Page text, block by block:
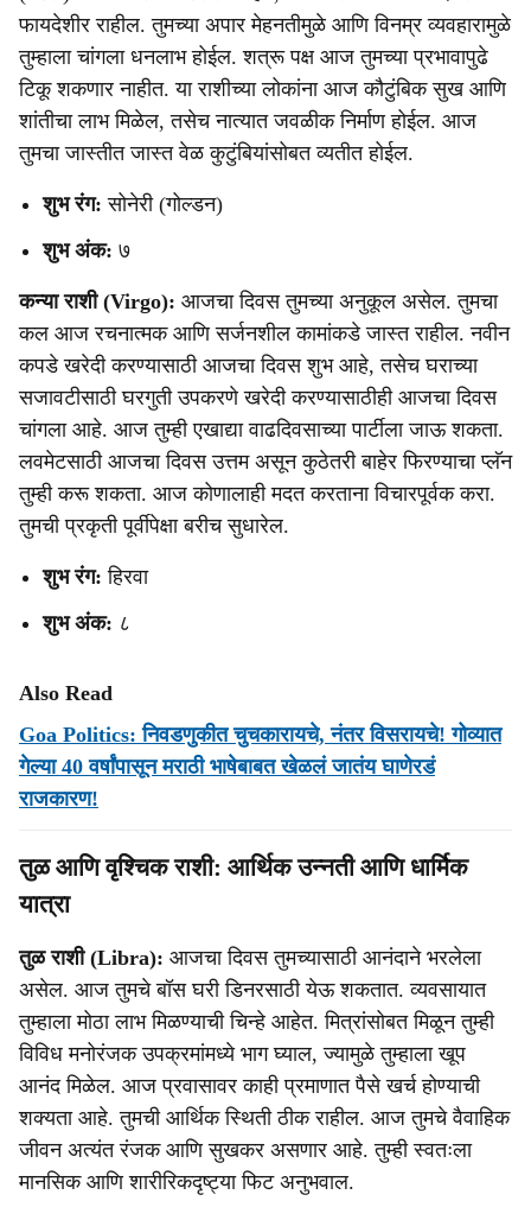
फायदेशीर राहील. तुमच्या अपार मेहनतीमुळे आणि विनम्र व्यवहारामुळे
तुम्हाला चांगला धनलाभ होईल. शत्रू पक्ष आज तुमच्या प्रभावापुढे
टिकू शकणार नाहीत. या राशीच्या लोकांना आज कौटुंबिक सुख आणि
शांतीचा लाभ मिळेल, तसेच नात्यात जवळीक निर्माण होईल. आज
तुमचा जास्तीत जास्त वेळ कुटुंबियांसोबत व्यतीत होईल.
शुभ रंग: सोनेरी (गोल्डन)
शुभ अंक: ७
कन्या राशी (Virgo): आजचा दिवस तुमच्या अनुकूल असेल. तुमचा
कल आज रचनात्मक आणि सर्जनशील कामांकडे जास्त राहील. नवीन
कपडे खरेदी करण्यासाठी आजचा दिवस शुभ आहे, तसेच घराच्या
सजावटीसाठी घरगुती उपकरणे खरेदी करण्यासाठीही आजचा दिवस
चांगला आहे. आज तुम्ही एखाद्या वाढदिवसाच्या पार्टीला जाऊ शकता.
लवमेटसाठी आजचा दिवस उत्तम असून कुठेतरी बाहेर फिरण्याचा प्लॅन
तुम्ही करू शकता. आज कोणालाही मदत करताना विचारपूर्वक करा.
तुमची प्रकृती पूर्वीपेक्षा बरीच सुधारेल.
शुभ रंग: हिरवा
शुभ अंक: ८
Also Read
Goa Politics: निवडणुकीत चुचकारायचे, नंतर विसरायचे! गोव्यात
गेल्या 40 वर्षांपासून मराठी भाषेबाबत खेळलं जातंय घाणेरडं
राजकारण!
तुळ आणि वृश्चिक राशी: आर्थिक उन्नती आणि धार्मिक
यात्रा
तुळ राशी (Libra): आजचा दिवस तुमच्यासाठी आनंदाने भरलेला
असेल. आज तुमचे बॉस घरी डिनरसाठी येऊ शकतात. व्यवसायात
तुम्हाला मोठा लाभ मिळण्याची चिन्हे आहेत. मित्रांसोबत मिळून तुम्ही
विविध मनोरंजक उपक्रमांमध्ये भाग घ्याल, ज्यामुळे तुम्हाला खूप
आनंद मिळेल. आज प्रवासावर काही प्रमाणात पैसे खर्च होण्याची
शक्यता आहे. तुमची आर्थिक स्थिती ठीक राहील. आज तुमचे वैवाहिक
जीवन अत्यंत रंजक आणि सुखकर असणार आहे. तुम्ही स्वतःला
मानसिक आणि शारीरिकदृष्ट्या फिट अनुभवाल.